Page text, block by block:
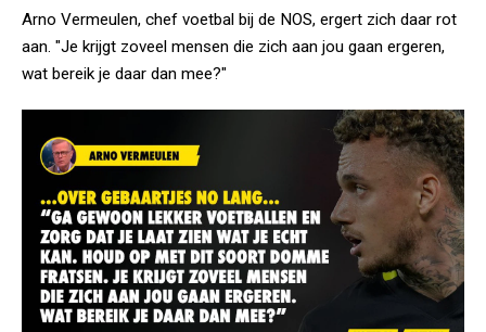
Arno Vermeulen, chef voetbal bij de NOS, ergert zich daar rot
aan. "Je krijgt zoveel mensen die zich aan jou gaan ergeren,
wat bereik je daar dan mee?"